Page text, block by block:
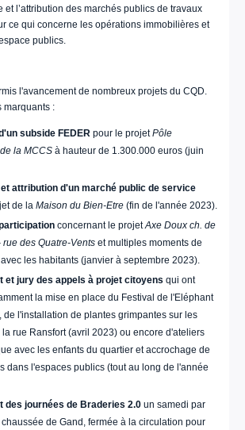
et l’attribution des marchés publics de travaux
ce qui concerne les opérations immobilières et
publics.
l'avancement de nombreux projets du CQD.
marquants :
subside FEDER pour le projetPôle
la MCCS à hauteur de 1.300.000 euros (juin
et attribution d'un marché public de service
de la Maison du Bien-Etre (fin de l'année 2023).
concernant le projetAxe Doux ch. de
rue des Quatre-Vents et multiples moments de
les habitants (janvier à septembre 2023).
et jury des appels à projet citoyens qui ont
la mise en place du Festival de l'Eléphant
de l'installation de plantes grimpantes sur les
rue Ransfort (avril 2023) ou encore d'ateliers
avec les enfants du quartier et accrochage de
dans l'espaces publics (tout au long de l'année
des journées de Braderies 2.0 un samedi par
de Gand, fermée à la circulation pour